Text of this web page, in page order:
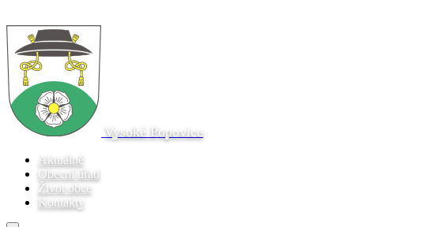
Vysoké Popovice
Aktuálně
Obecní úřad
Život obce
Kontakty